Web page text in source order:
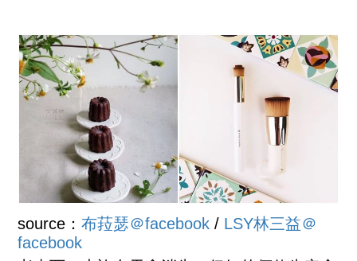
source：布菈瑟＠facebook/ LSY林三益＠
facebook